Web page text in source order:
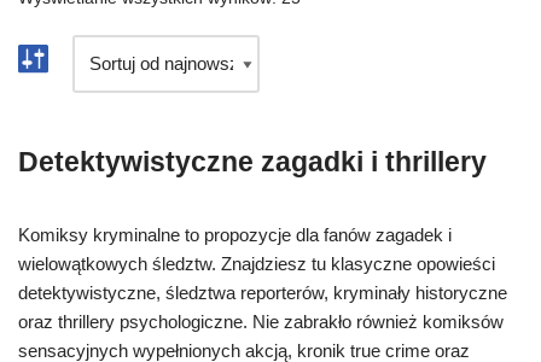
Detektywistyczne zagadki i thrillery
Komiksy kryminalne to propozycje dla fanów zagadek i
wielowątkowych śledztw. Znajdziesz tu klasyczne opowieści
detektywistyczne, śledztwa reporterów, kryminały historyczne
oraz thrillery psychologiczne. Nie zabrakło również komiksów
sensacyjnych wypełnionych akcją, kronik true crime oraz